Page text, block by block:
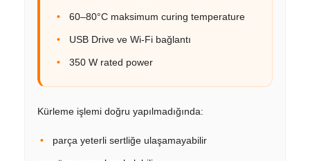
60–80°C maksimum curing temperature
USB Drive ve Wi-Fi bağlantı
350 W rated power
Kürleme işlemi doğru yapılmadığında:
parça yeterli sertliğe ulaşamayabilir